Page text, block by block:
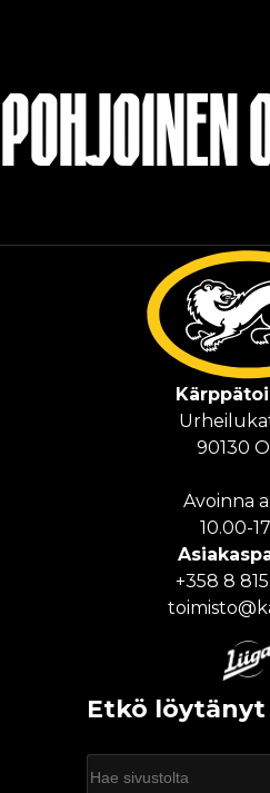
90130
Avoinna
10.00-
+358 8
Etkö löytänyt